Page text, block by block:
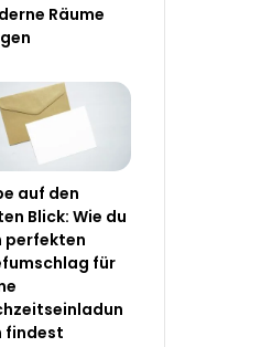
Räume
auf den
Blick: Wie du
perfekten
für
findest